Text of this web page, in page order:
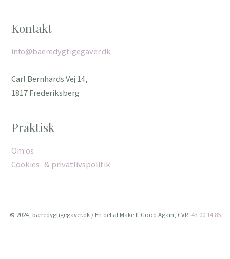
Kontakt
info@baeredygtigegaver.dk
Carl Bernhards Vej 14,
1817 Frederiksberg
Praktisk
Om os
Cookies- & privatlivspolitik
© 2024, bæredygtigegaver.dk / En del af Make It Good Again, CVR: 43 00 14 85